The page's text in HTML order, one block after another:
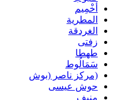
أخْمِيم
المطرية
الغردقة
زفتى
طهطا
سَمَالُوط
(مركز ناصر (بوش
حوش عيسى
منيف